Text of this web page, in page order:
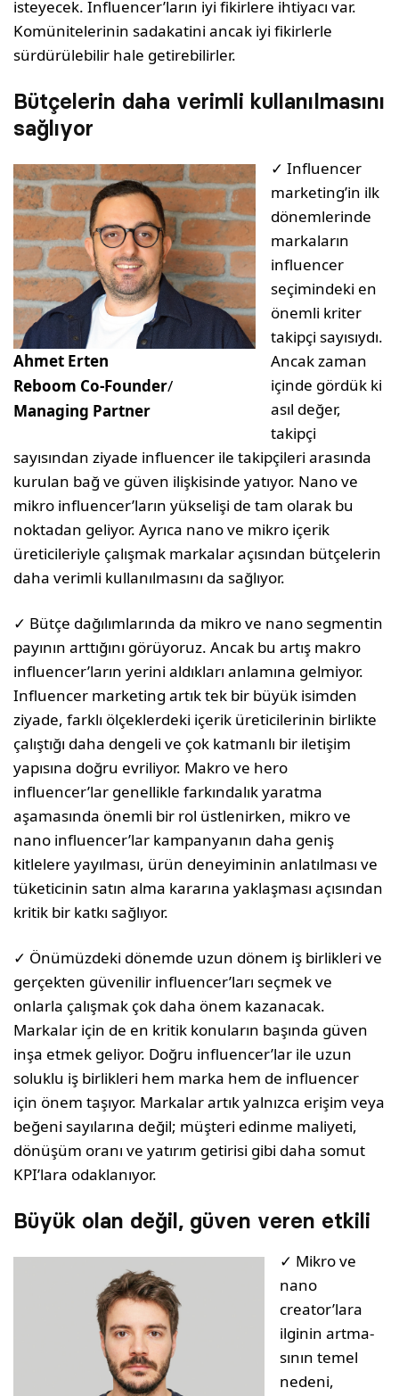
isteyecek. Influencer’ların iyi fikirlere ihtiyacı var.
Komünitelerinin sadakatini ancak iyi fikirlerle
sürdürülebilir hale getirebilirler.
Bütçelerin daha verimli kullanılmasını
sağlıyor
Ahmet Erten
Reboom Co-Founder/
Managing Partner
✓ Influencer
marketing’in ilk
dönemlerinde
markaların
influencer
seçimindeki en
önemli kriter
takipçi sayısıydı.
Ancak zaman
içinde gördük ki
asıl değer,
takipçi
sayısından ziyade influencer ile takipçileri arasında
kurulan bağ ve güven ilişkisinde yatıyor. Nano ve
mikro influencer’ların yükselişi de tam olarak bu
noktadan geliyor. Ayrıca nano ve mikro içerik
üreticileriyle çalışmak markalar açısından bütçelerin
daha verimli kullanılmasını da sağlıyor.
✓ Bütçe dağılımlarında da mikro ve nano segmentin
payının arttığını görüyoruz. Ancak bu artış makro
influencer’ların yerini aldıkları anlamına gelmiyor.
Influencer marketing artık tek bir büyük isimden
ziyade, farklı ölçeklerdeki içerik üreticilerinin birlikte
çalıştığı daha dengeli ve çok katmanlı bir iletişim
yapısına doğru evriliyor. Makro ve hero
influencer’lar genellikle farkındalık yaratma
aşamasında önemli bir rol üstlenirken, mikro ve
nano influencer’lar kampanyanın daha geniş
kitlelere yayılması, ürün deneyiminin anlatılması ve
tüketicinin satın alma kararına yaklaşması açısından
kritik bir katkı sağlıyor.
✓ Önümüzdeki dönemde uzun dönem iş birlikleri ve
gerçekten güvenilir influencer’ları seçmek ve
onlarla çalışmak çok daha önem kazanacak.
Markalar için de en kritik konuların başında güven
inşa etmek geliyor. Doğru influencer’lar ile uzun
soluklu iş birlikleri hem marka hem de influencer
için önem taşıyor. Markalar artık yalnızca erişim veya
beğeni sayılarına değil; müşteri edinme maliyeti,
dönüşüm oranı ve yatırım getirisi gibi daha somut
KPI’lara odaklanıyor.
Büyük olan değil, güven veren etkili
✓ Mikro ve
nano
creator’lara
ilginin artma­
sının temel
nedeni,